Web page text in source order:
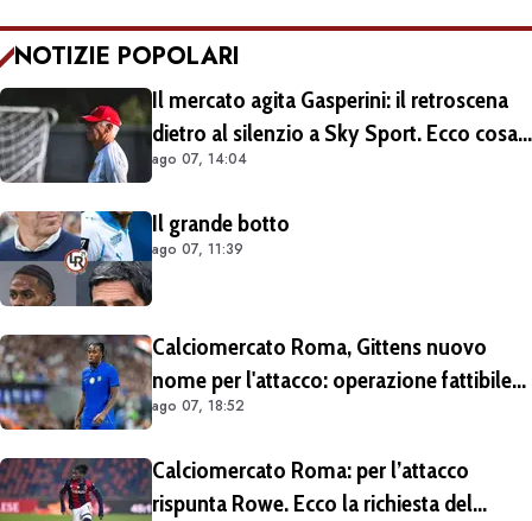
NOTIZIE POPOLARI
Il mercato agita Gasperini: il retroscena
dietro al silenzio a Sky Sport. Ecco cosa
è emerso dal meeting con la proprietà
ago 07, 14:04
Il grande botto
ago 07, 11:39
Calciomercato Roma, Gittens nuovo
nome per l'attacco: operazione fattibile
solo in prestito
ago 07, 18:52
Calciomercato Roma: per l’attacco
rispunta Rowe. Ecco la richiesta del